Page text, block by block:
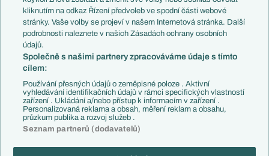
Kluby
Arsenal FC
Chelsea FC
Manchester United
AC Milán
Juventus FC
Bayern Mnichov
FC Barcelona
Real Madrid
Zápasy
Livescore
Tipovací soutěž
kliknutím na odkaz Řízení předvoleb ve spodní části webové
stránky. Vaše volby se projeví v našem Internetová stránka. Další
podrobnosti naleznete v našich Zásadách ochrany osobních
údajů.
Společně s našimi partnery zpracováváme údaje s tímto
cílem:
Používání přesných údajů o zeměpisné poloze . Aktivní
vyhledávání identifikačních údajů v rámci specifických vlastností
zařízení . Ukládání a/nebo přístup k informacím v zařízení .
Personalizovaná reklama a obsah, měření reklam a obsahu,
průzkum publika a rozvoj služeb .
Seznam partnerů (dodavatelů)